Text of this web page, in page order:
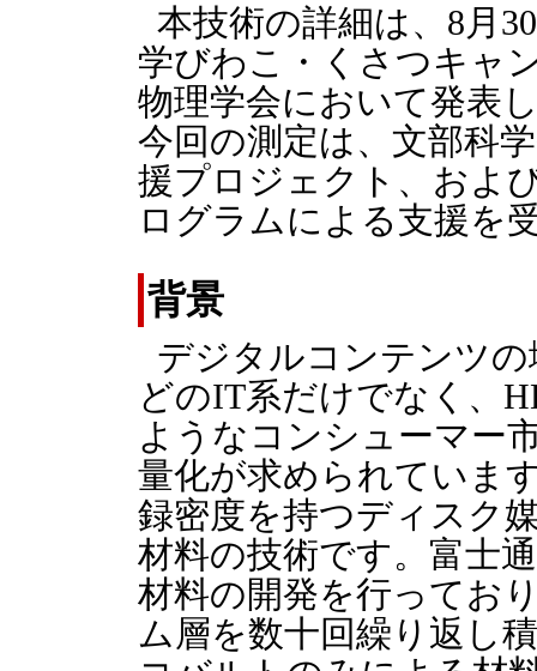
本技術の詳細は、8月
学びわこ・くさつキャ
物理学会において発表
今回の測定は、文部科
援プロジェクト、およ
ログラムによる支援を
背景
デジタルコンテンツ
どのIT系だけでなく、
ようなコンシューマー
量化が求められていま
録密度を持つディスク
材料の技術です。富士
材料の開発を行ってお
ム層を数十回繰り返し